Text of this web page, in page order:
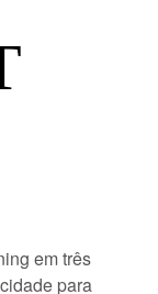
em três
para